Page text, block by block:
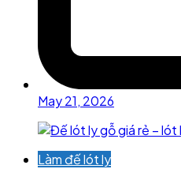
May 21, 2026
Làm đế lót ly